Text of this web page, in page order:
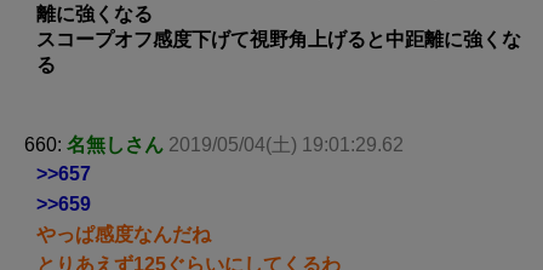
離に強くなる
スコープオフ感度下げて視野角上げると中距離に強くな
る
660: 名無しさん 2019/05/04(土) 19:01:29.62
>>657
>>659
やっぱ感度なんだね
とりあえず125ぐらいにしてくるわ